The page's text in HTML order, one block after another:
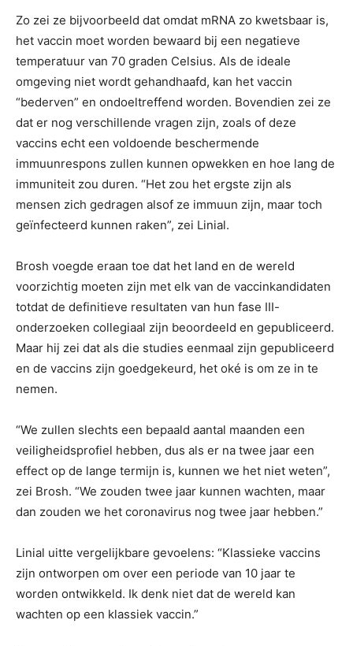
Zo zei ze bijvoorbeeld dat omdat mRNA zo kwetsbaar is,
het vaccin moet worden bewaard bij een negatieve
temperatuur van 70 graden Celsius. Als de ideale
omgeving niet wordt gehandhaafd, kan het vaccin
“bederven” en ondoeltreffend worden. Bovendien zei ze
dat er nog verschillende vragen zijn, zoals of deze
vaccins echt een voldoende beschermende
immuunrespons zullen kunnen opwekken en hoe lang de
immuniteit zou duren. “Het zou het ergste zijn als
mensen zich gedragen alsof ze immuun zijn, maar toch
geïnfecteerd kunnen raken”, zei Linial.
Brosh voegde eraan toe dat het land en de wereld
voorzichtig moeten zijn met elk van de vaccinkandidaten
totdat de definitieve resultaten van hun fase III-
onderzoeken collegiaal zijn beoordeeld en gepubliceerd.
Maar hij zei dat als die studies eenmaal zijn gepubliceerd
en de vaccins zijn goedgekeurd, het oké is om ze in te
nemen.
“We zullen slechts een bepaald aantal maanden een
veiligheidsprofiel hebben, dus als er na twee jaar een
effect op de lange termijn is, kunnen we het niet weten”,
zei Brosh. “We zouden twee jaar kunnen wachten, maar
dan zouden we het coronavirus nog twee jaar hebben.”
Linial uitte vergelijkbare gevoelens: “Klassieke vaccins
zijn ontworpen om over een periode van 10 jaar te
worden ontwikkeld. Ik denk niet dat de wereld kan
wachten op een klassiek vaccin.”